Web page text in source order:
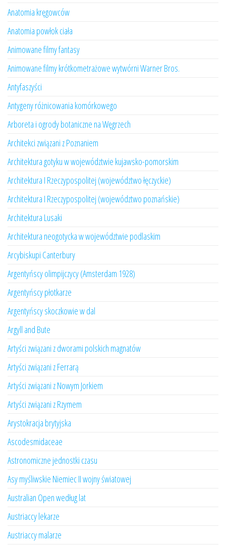
Anatomia kręgowców
Anatomia powłok ciała
Animowane filmy fantasy
Animowane filmy krótkometrażowe wytwórni Warner Bros.
Antyfaszyści
Antygeny różnicowania komórkowego
Arboreta i ogrody botaniczne na Węgrzech
Architekci związani z Poznaniem
Architektura gotyku w województwie kujawsko-pomorskim
Architektura I Rzeczypospolitej (województwo łęczyckie)
Architektura I Rzeczypospolitej (województwo poznańskie)
Architektura Lusaki
Architektura neogotycka w województwie podlaskim
Arcybiskupi Canterbury
Argentyńscy olimpijczycy (Amsterdam 1928)
Argentyńscy płotkarze
Argentyńscy skoczkowie w dal
Argyll and Bute
Artyści związani z dworami polskich magnatów
Artyści związani z Ferrarą
Artyści związani z Nowym Jorkiem
Artyści związani z Rzymem
Arystokracja brytyjska
Ascodesmidaceae
Astronomiczne jednostki czasu
Asy myśliwskie Niemiec II wojny światowej
Australian Open według lat
Austriaccy lekarze
Austriaccy malarze